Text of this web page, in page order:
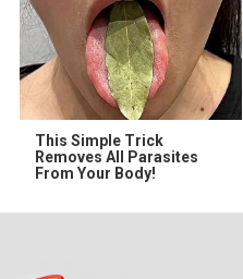
This Simple Trick
Removes All Parasites
From Your Body!